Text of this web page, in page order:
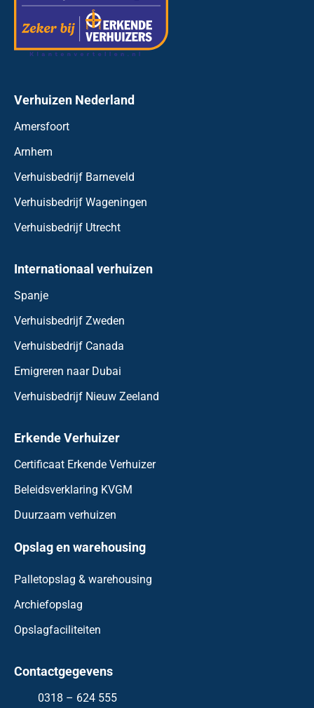
Verhuizen Nederland
Amersfoort
Arnhem
Verhuisbedrijf Barneveld
Verhuisbedrijf Wageningen
Verhuisbedrijf Utrecht
Internationaal verhuizen
Spanje
Verhuisbedrijf Zweden
Verhuisbedrijf Canada
Emigreren naar Dubai
Verhuisbedrijf Nieuw Zeeland
Erkende Verhuizer
Certificaat Erkende Verhuizer
Beleidsverklaring KVGM
Duurzaam verhuizen
Opslag en warehousing
Palletopslag & warehousing
Archiefopslag
Opslagfaciliteiten
Contactgegevens
0318 – 624 555